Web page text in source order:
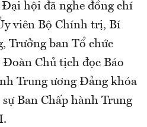
Đại hội đã nghe đồng chí
viên Bộ Chính trị, Bí
Trưởng ban Tổ chức
Chủ tịch đọc Báo
Trung ương Đảng khóa
Ban Chấp hành Trung